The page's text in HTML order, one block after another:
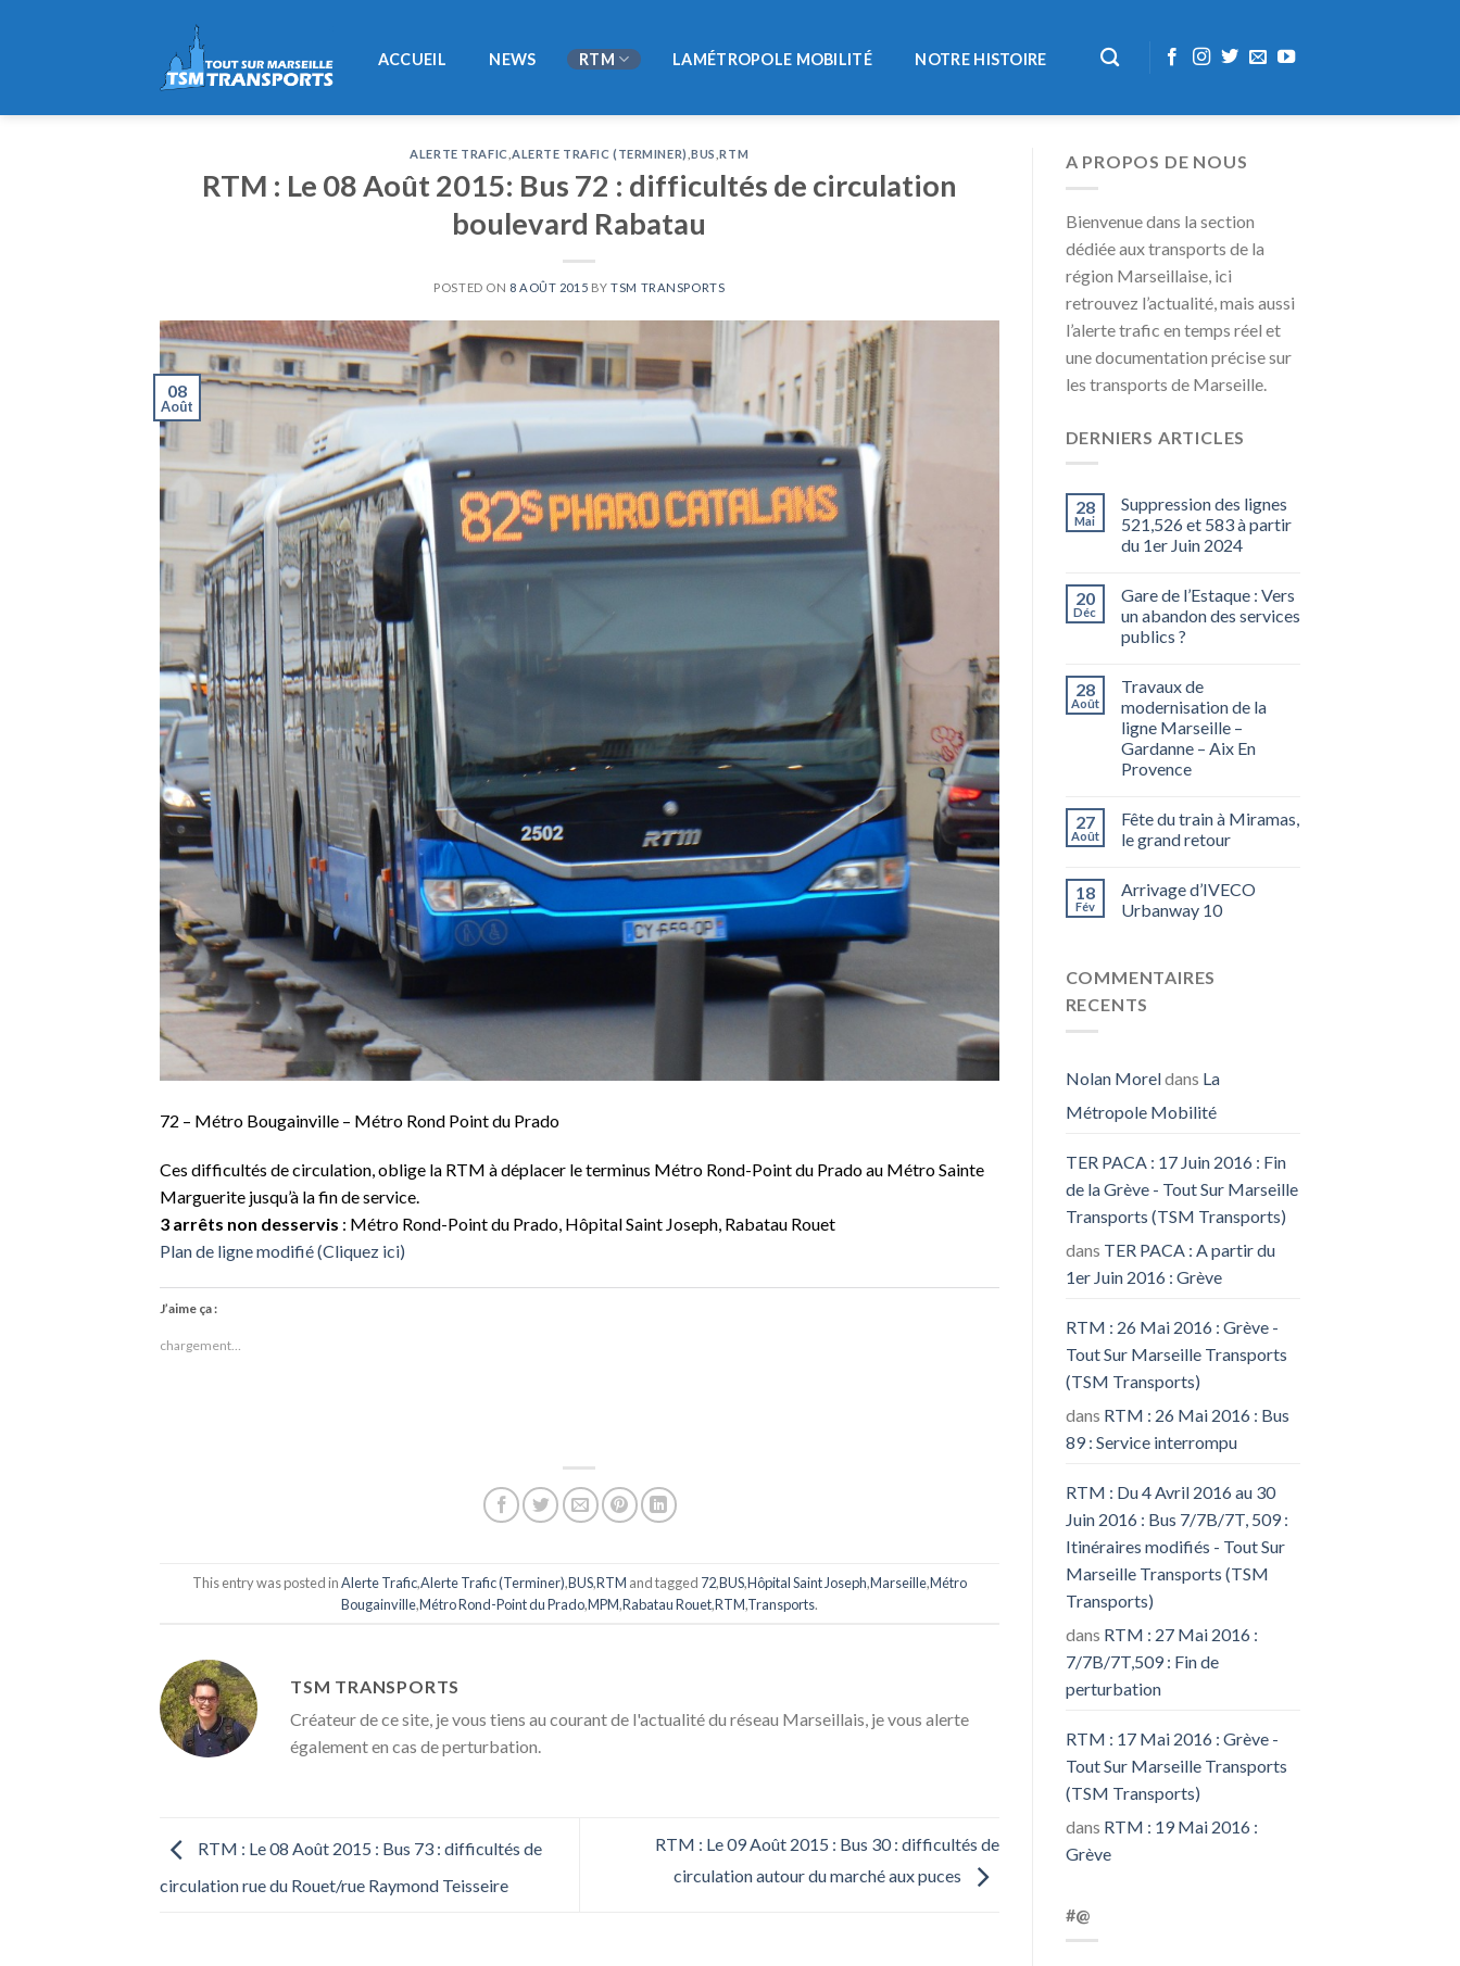
ACCUEIL NEWS RTM LAMÉTROPOLE MOBILITÉ NOTRE HISTOIRE
ALERTE TRAFIC ,ALERTE TRAFIC (TERMINER) ,BUS ,RTM
RTM : Le 08 Août 2015: Bus 72 : difficultés de circulation
boulevard Rabatau
POSTED ON 8 AOÛT 2015 BYTSM TRANSPORTS
08
Août
72 – Métro Bougainville – Métro Rond Point du Prado
Ces difficultés de circulation, oblige la RTM à déplacer le terminus Métro Rond-Point du Prado au Métro Sainte
Marguerite jusqu’à la fin de service.
3 arrêts non desservis : Métro Rond-Point du Prado, Hôpital Saint Joseph, Rabatau Rouet
Plan de ligne modifié (Cliquez ici)
J’aime ça :
chargement…
This entry was posted inAlerte Trafic,Alerte Trafic (Terminer),BUS,RTM and tagged 72,BUS,Hôpital Saint Joseph,Marseille,Métro
Bougainville,Métro Rond-Point du Prado,MPM,Rabatau Rouet,RTM,Transports.
TSM TRANSPORTS
Créateur de ce site, je vous tiens au courant de l'actualité du réseau Marseillais, je vous alerte
également en cas de perturbation.
RTM : Le 08 Août 2015 : Bus 73 : difficultés de
circulation rue du Rouet/rue Raymond Teisseire
RTM : Le 09 Août 2015 : Bus 30 : difficultés de
circulation autour du marché aux puces
A PROPOS DE NOUS
Bienvenue dans la section
dédiée aux transports de la
région Marseillaise, ici
retrouvez l’actualité, mais aussi
l’alerte trafic en temps réel et
une documentation précise sur
les transports de Marseille.
DERNIERS ARTICLES
28
Mai
Suppression des lignes
521,526 et 583 à partir
du 1er Juin 2024
20
Déc
Gare de l’Estaque : Vers
un abandon des services
publics ?
28
Août
Travaux de
modernisation de la
ligne Marseille –
Gardanne – Aix En
Provence
27
Août
Fête du train à Miramas,
le grand retour
18
Fév
Arrivage d’IVECO
Urbanway 10
COMMENTAIRES
RECENTS
Nolan Moreldans La
Métropole Mobilité
TER PACA : 17 Juin 2016 : Fin
de la Grève - Tout Sur Marseille
Transports (TSM Transports)
dans TER PACA : A partir du
1er Juin 2016 : Grève
RTM : 26 Mai 2016 : Grève -
Tout Sur Marseille Transports
(TSM Transports)
dans RTM : 26 Mai 2016 : Bus
89 : Service interrompu
RTM : Du 4 Avril 2016 au 30
Juin 2016 : Bus 7/7B/7T, 509 :
Itinéraires modifiés - Tout Sur
Marseille Transports (TSM
Transports)
dans RTM : 27 Mai 2016 :
7/7B/7T,509 : Fin de
perturbation
RTM : 17 Mai 2016 : Grève -
Tout Sur Marseille Transports
(TSM Transports)
dans RTM : 19 Mai 2016 :
Grève
#@